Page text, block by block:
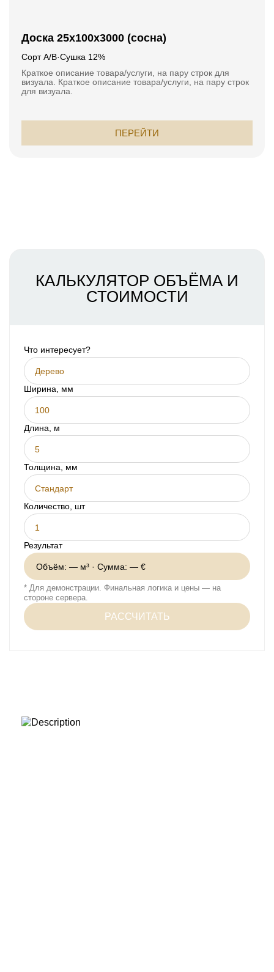
Доска 25x100x3000 (сосна)
Сорт А/В·Сушка 12%
Краткое описание товара/услуги, на пару строк для
визуала. Краткое описание товара/услуги, на пару строк
для визуала.
ПЕРЕЙТИ
КАЛЬКУЛЯТОР ОБЪЁМА И
СТОИМОСТИ
Что интересует?
Дерево
Ширина, мм
Длина, м
Толщина, мм
Стандарт
Количество, шт
Результат
Объём: — м³ · Сумма: — €
* Для демонстрации. Финальная логика и цены — на
стороне сервера.
РАССЧИТАТЬ
DATOS PARA REVERTIR
COMUNICACIONES A PEDIDO
Acepto el procesamiento
Todos los campos son obligatorios.
pondremos en contacto con usted.
y discutiremos los métodos de pago y entrega.